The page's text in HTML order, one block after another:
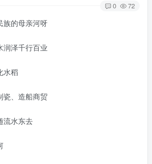
0 72
族的母亲河呀
润泽千行百业
水稻
瓷、造船商贸
流水东去